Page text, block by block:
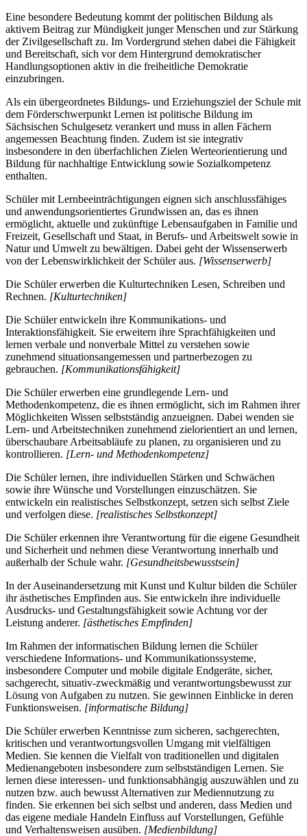
Eine besondere Bedeutung kommt der politischen Bildung als
aktivem Beitrag zur Mündigkeit junger Menschen und zur Stärkung
der Zivilgesellschaft zu. Im Vordergrund stehen dabei die Fähigkeit
und Bereitschaft, sich vor dem Hintergrund demokratischer
Handlungsoptionen aktiv in die freiheitliche Demokratie
einzubringen.
Als ein übergeordnetes Bildungs- und Erziehungsziel der Schule mit
dem Förderschwerpunkt Lernen ist politische Bildung im
Sächsischen Schulgesetz verankert und muss in allen Fächern
angemessen Beachtung finden. Zudem ist sie integrativ
insbesondere in den überfachlichen Zielen Werteorientierung und
Bildung für nachhaltige Entwicklung sowie Sozialkompetenz
enthalten.
Schüler mit Lernbeeinträchtigungen eignen sich anschlussfähiges
und anwendungsorientiertes Grundwissen an, das es ihnen
ermöglicht, aktuelle und zukünftige Lebensaufgaben in Familie und
Freizeit, Gesellschaft und Staat, in Berufs- und Arbeitswelt sowie in
Natur und Umwelt zu bewältigen. Dabei geht der Wissenserwerb
von der Lebenswirklichkeit der Schüler aus. [Wissenserwerb]
Die Schüler erwerben die Kulturtechniken Lesen, Schreiben und
Rechnen. [Kulturtechniken]
Die Schüler entwickeln ihre Kommunikations- und
Interaktionsfähigkeit. Sie erweitern ihre Sprachfähigkeiten und
lernen verbale und nonverbale Mittel zu verstehen sowie
zunehmend situationsangemessen und partnerbezogen zu
gebrauchen. [Kommunikationsfähigkeit]
Die Schüler erwerben eine grundlegende Lern- und
Methodenkompetenz, die es ihnen ermöglicht, sich im Rahmen ihrer
Möglichkeiten Wissen selbstständig anzueignen. Dabei wenden sie
Lern- und Arbeitstechniken zunehmend zielorientiert an und lernen,
überschaubare Arbeitsabläufe zu planen, zu organisieren und zu
kontrollieren. [Lern- und Methodenkompetenz]
Die Schüler lernen, ihre individuellen Stärken und Schwächen
sowie ihre Wünsche und Vorstellungen einzuschätzen. Sie
entwickeln ein realistisches Selbstkonzept, setzen sich selbst Ziele
und verfolgen diese. [realistisches Selbstkonzept]
Die Schüler erkennen ihre Verantwortung für die eigene Gesundheit
und Sicherheit und nehmen diese Verantwortung innerhalb und
außerhalb der Schule wahr. [Gesundheitsbewusstsein]
In der Auseinandersetzung mit Kunst und Kultur bilden die Schüler
ihr ästhetisches Empfinden aus. Sie entwickeln ihre individuelle
Ausdrucks- und Gestaltungsfähigkeit sowie Achtung vor der
Leistung anderer. [ästhetisches Empfinden]
Im Rahmen der informatischen Bildung lernen die Schüler
verschiedene Informations- und Kommunikationssysteme,
insbesondere Computer und mobile digitale Endgeräte, sicher,
sachgerecht, situativ-zweckmäßig und verantwortungsbewusst zur
Lösung von Aufgaben zu nutzen. Sie gewinnen Einblicke in deren
Funktionsweisen. [informatische Bildung]
Die Schüler erwerben Kenntnisse zum sicheren, sachgerechten,
kritischen und verantwortungsvollen Umgang mit vielfältigen
Medien. Sie kennen die Vielfalt von traditionellen und digitalen
Medienangeboten insbesondere zum selbstständigen Lernen. Sie
lernen diese interessen- und funktionsabhängig auszuwählen und zu
nutzen bzw. auch bewusst Alternativen zur Mediennutzung zu
finden. Sie erkennen bei sich selbst und anderen, dass Medien und
das eigene mediale Handeln Einfluss auf Vorstellungen, Gefühle
und Verhaltensweisen ausüben. [Medienbildung]